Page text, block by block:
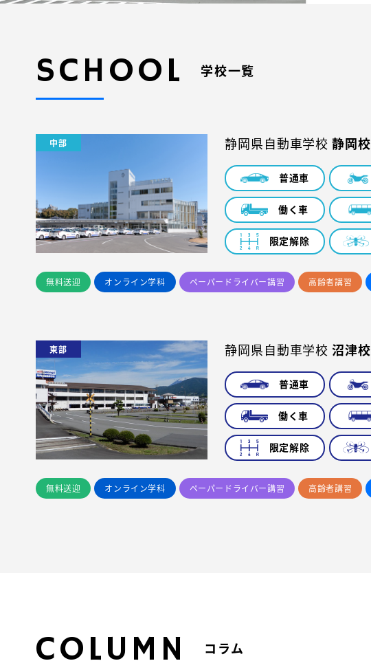
SCHOOL 学校一覧
中部 静岡県自動車学校静岡校
普通車
働く車
限定解除
無料送迎 オンライン学科 ペーパードライバー講習 高齢者講習
東部 静岡県自動車学校沼津校
普通車
働く車
限定解除
無料送迎 オンライン学科 ペーパードライバー講習 高齢者講習
COLUMN コラム